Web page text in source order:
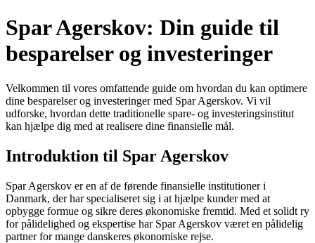
Spar Agerskov: Din guide til
besparelser og investeringer
Velkommen til vores omfattende guide om hvordan du kan optimere
dine besparelser og investeringer med Spar Agerskov. Vi vil
udforske, hvordan dette traditionelle spare- og investeringsinstitut
kan hjælpe dig med at realisere dine finansielle mål.
Introduktion til Spar Agerskov
Spar Agerskov er en af de førende finansielle institutioner i
Danmark, der har specialiseret sig i at hjælpe kunder med at
opbygge formue og sikre deres økonomiske fremtid. Med et solidt ry
for pålidelighed og ekspertise har Spar Agerskov været en pålidelig
partner for mange danskeres økonomiske rejse.